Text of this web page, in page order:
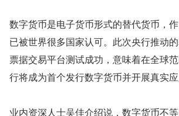
数字货币是电子货币形式的替代货币，
已被世界很多国家认可。此次央行推动
票据交易平台测试成功，意味着在全球
行将成为首个发行数字货币并开展真实应
业内资深人士吴佳介绍说，数字货币不